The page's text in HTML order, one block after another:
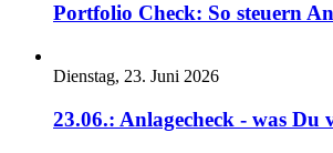
Portfolio Check: So steuern
Dienstag, 23. Juni 2026
23.06.: Anlagecheck - was